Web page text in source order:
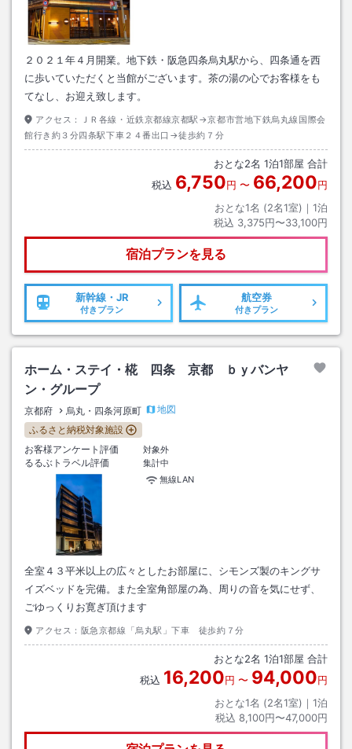
２０２１年４月開業。地下鉄・阪急四条烏丸駅から、四条通を西
に歩いていただくと当館がございます。茶の湯の心でお客様をも
てなし、お迎え致します。
アクセス：
ＪＲ各線・近鉄京都線京都駅→京都市営地下鉄烏丸線国際会
館行き約３分四条駅下車２４番出口→徒歩約７分
おとな2名 1泊1部屋 合計
税込 6,750円 〜 66,200円
おとな1名 (2名1室)｜ 1泊
税込 3,375円〜33,100円
宿泊プランを見る
新幹線・JR
付きプラン
航空券
付きプラン
ホーム・ステイ・椛 四条 京都 ｂｙバンヤ
ン・グループ
京都府 烏丸・四条河原町
地図
ふるさと納税対象施設
お客様アンケート評価
対象外
るるぶトラベル評価
集計中
無線LAN
全室４３平米以上の広々としたお部屋に、シモンズ製のキングサ
イズベッドを完備。また全室角部屋の為、周りの音を気にせず、
ごゆっくりお寛ぎ頂けます
アクセス： 阪急京都線「烏丸駅」下車 徒歩約７分
おとな2名 1泊1部屋 合計
税込 16,200円 〜 94,000円
おとな1名 (2名1室)｜ 1泊
税込 8,100円〜47,000円